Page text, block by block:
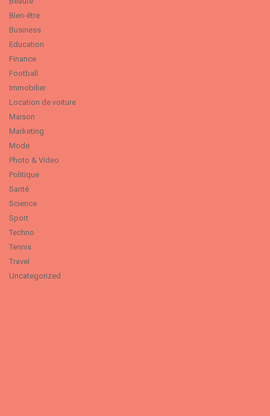
Bien-être
Business
Education
Finance
Football
Immobilier
Location de voiture
Maison
Marketing
Mode
Photo & Video
Politique
Santé
Science
Sport
Techno
Tennis
Travel
Uncategorized